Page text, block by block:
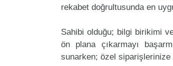
rekabet doğrultusunda en
Sahibi olduğu; bilgi birikimi
ön plana çıkarmayı
sunarken; özel